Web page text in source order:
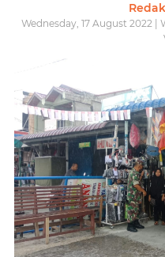
Wednesday, 17 August 2022 |